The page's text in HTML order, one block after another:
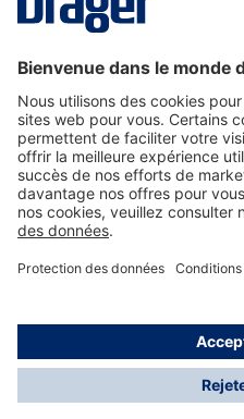
La
Nous contacter
A propos de Dräger
Informations
*Les taxes et les frais
dans les prix indiqués,